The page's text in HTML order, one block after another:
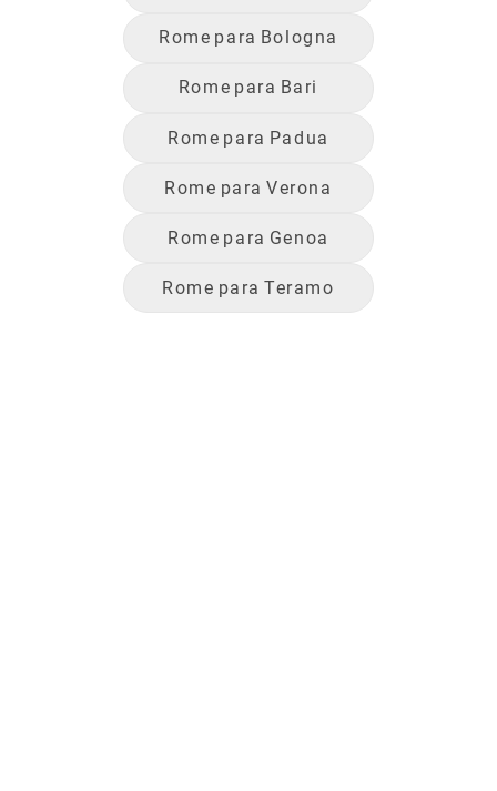
Rome para Bologna
Rome para Bari
Rome para Padua
Rome para Verona
Rome para Genoa
Rome para Teramo